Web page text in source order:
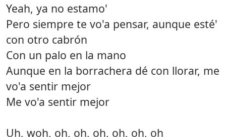
Yeah, ya no estamo'
Pero siempre te vo'a pensar, aunque esté'
con otro cabrón
Con un palo en la mano
Aunque en la borrachera dé con llorar, me
vo'a sentir mejor
Me vo'a sentir mejor
Uh, woh, oh, oh, oh, oh, oh, oh